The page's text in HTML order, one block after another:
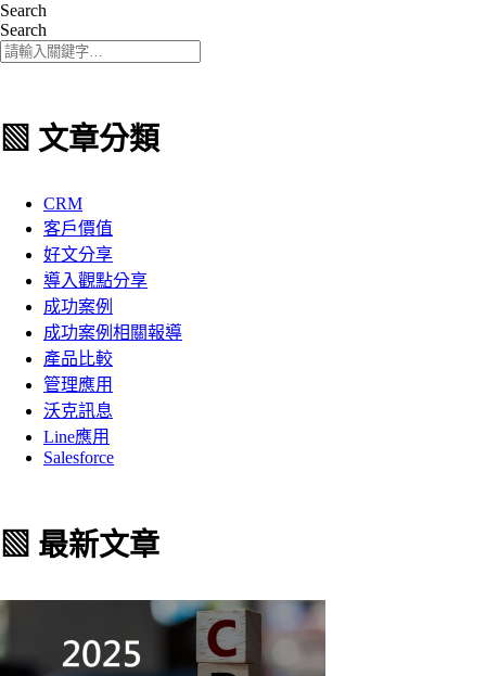
Search
Search
▧ 文章分類
CRM
客戶價值
好文分享
導入觀點分享
成功案例
成功案例相關報導
產品比較
管理應用
沃克訊息
Line應用
Salesforce
▧ 最新文章